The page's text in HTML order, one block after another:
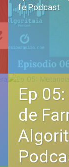
fe Podcast
Ep
de